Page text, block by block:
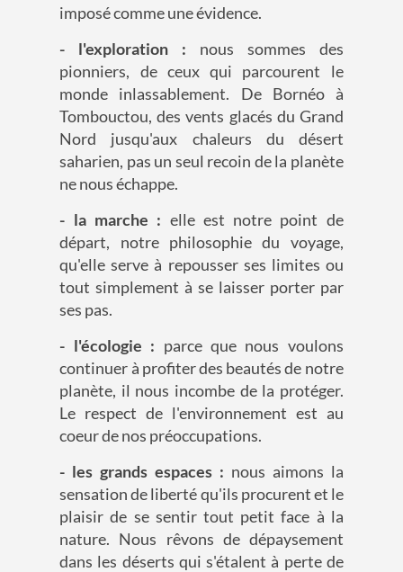
imposé comme une évidence.
- l'exploration : nous sommes des
pionniers, de ceux qui parcourent le
monde inlassablement. De Bornéo à
Tombouctou, des vents glacés du Grand
Nord jusqu'aux chaleurs du désert
saharien, pas un seul recoin de la planète
ne nous échappe.
- la marche : elle est notre point de
départ, notre philosophie du voyage,
qu'elle serve à repousser ses limites ou
tout simplement à se laisser porter par
ses pas.
- l'écologie : parce que nous voulons
continuer à profiter des beautés de notre
planète, il nous incombe de la protéger.
Le respect de l'environnement est au
coeur de nos préoccupations.
- les grands espaces : nous aimons la
sensation de liberté qu'ils procurent et le
plaisir de se sentir tout petit face à la
nature. Nous rêvons de dépaysement
dans les déserts qui s'étalent à perte de